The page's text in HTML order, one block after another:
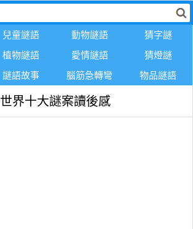
兒童謎語 動物謎語
猜字謎
植物謎語 愛情謎語
猜燈謎
謎語故事 腦筋急轉彎 物品謎語
世界十大謎案讀後感